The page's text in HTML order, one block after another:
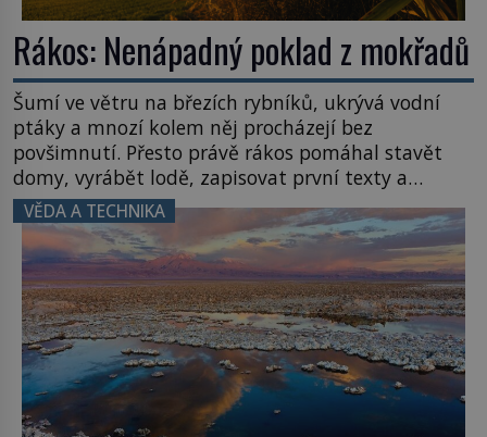
Rákos: Nenápadný poklad z mokřadů
Šumí ve větru na březích rybníků, ukrývá vodní
ptáky a mnozí kolem něj procházejí bez
povšimnutí. Přesto právě rákos pomáhal stavět
domy, vyrábět lodě, zapisovat první texty a
inspiroval řadu pověstí. Tato skromná, ale
užitečná rostlina provází člověka už tisíce let.
Většina lidí vnímá rákos jen jako obyčejnou kulisu
letního koupání. Stačí se však podívat […]
VĚDA A TECHNIKA